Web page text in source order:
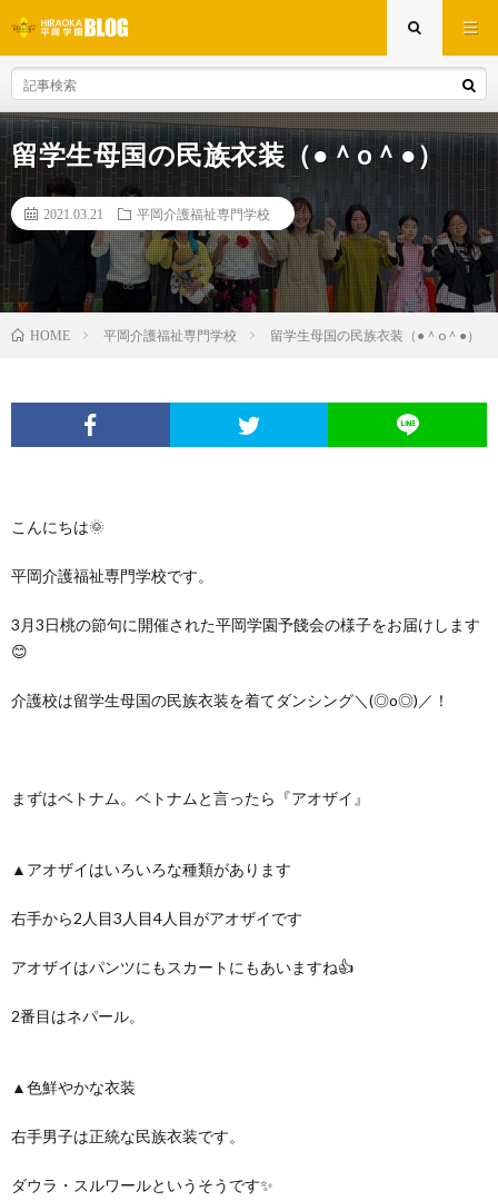
留学生母国の民族衣装（●＾o＾●）
2021.03.21 平岡介護福祉専門学校
HOME 平岡介護福祉専門学校 留学生母国の民族衣装（●＾o＾●）
こんにちは🌞
平岡介護福祉専門学校です。
3月3日桃の節句に開催された平岡学園予餞会の様子をお届けします
😊
介護校は留学生母国の民族衣装を着てダンシング＼(◎o◎)／！
まずはベトナム。ベトナムと言ったら『アオザイ』
▲アオザイはいろいろな種類があります
右手から2人目3人目4人目がアオザイです
アオザイはパンツにもスカートにもあいますね👍
2番目はネパール。
▲色鮮やかな衣装
右手男子は正統な民族衣装です。
ダウラ・スルワールというそうです✨